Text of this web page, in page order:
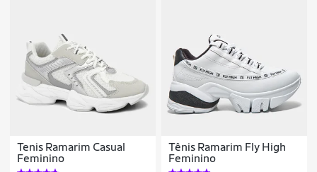
Tenis Ramarim Casual
Feminino
Tênis Ramarim Fly High
Feminino